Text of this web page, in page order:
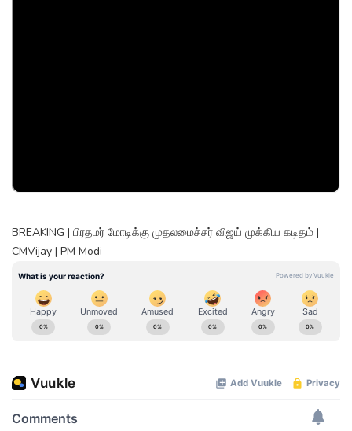
BREAKING | பிரதமர் மோடிக்கு முதலமைச்சர் விஜய் முக்கிய கடிதம் |
CMVijay | PM Modi